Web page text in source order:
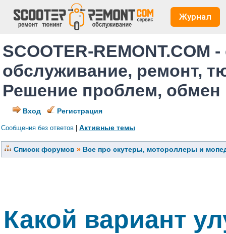
Журнал
SCOOTER-REMONT.COM
обслуживание, ремонт,
Решение проблем,
Вход Регистрация
Сообщения без ответов Активные темы
Список форумов » Все про скутеры, мотороллеры и
Какой вариант